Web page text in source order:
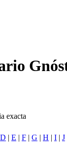
exacta
D | E | F | G | H | I | J